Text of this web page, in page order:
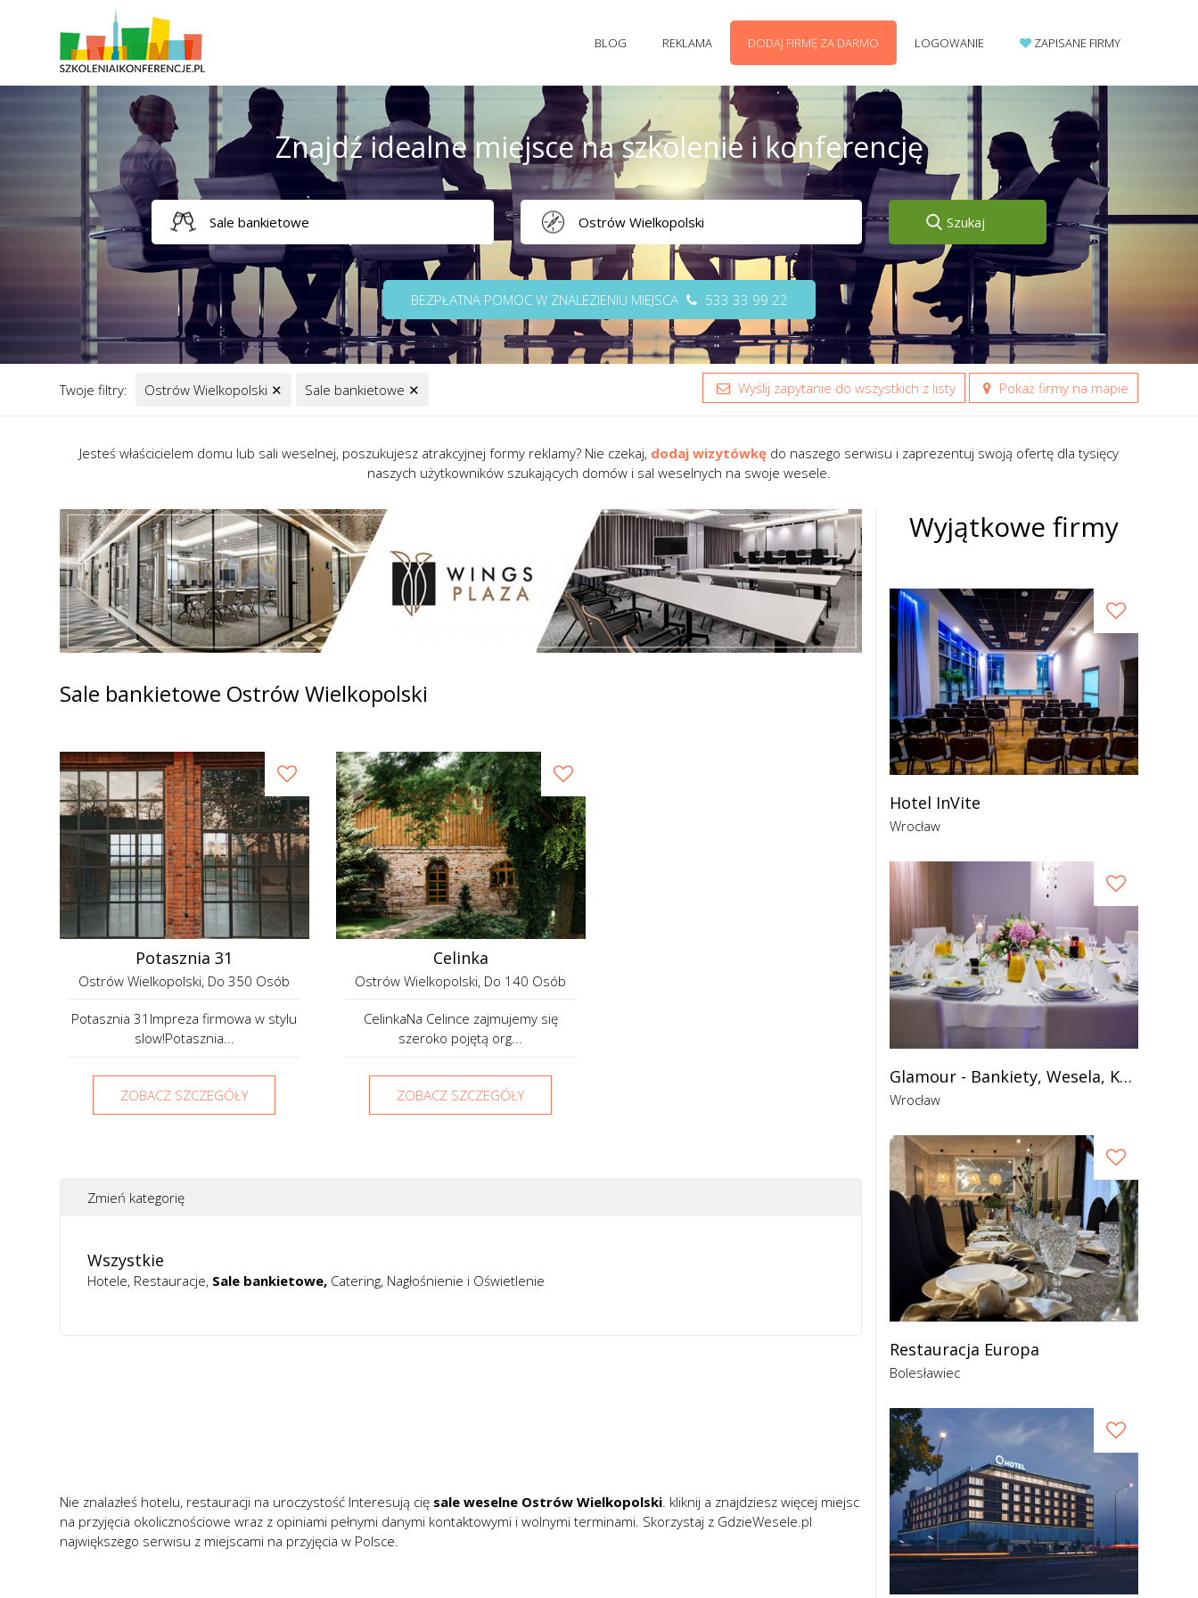
BLOG REKLAMA DODAJ FIRMĘ ZA DARMO LOGOWANIE ZAPISANE FIRMY
Znajdź idealne miejsce na szkolenie i konferencję
Szukaj
BEZPŁATNA POMOC W ZNALEZIENIU MIEJSCA 533 33 99 22
Twoje filtry: Ostrów Wielkopolski ✕ Sale bankietowe ✕ Wyślij zapytanie do wszystkich z listy Pokaż firmy na mapie
Jesteś właścicielem domu lub sali weselnej, poszukujesz atrakcyjnej formy reklamy? Nie czekaj, dodaj wizytówkę do naszego serwisu i zaprezentuj swoją ofertę dla tysięcy
naszych użytkowników szukających domów i sal weselnych na swoje wesele.
Sale bankietowe Ostrów Wielkopolski
Potasznia 31
Ostrów Wielkopolski, Do 350 Osób
Potasznia 31Impreza firmowa w stylu
slow!Potasznia...
ZOBACZ SZCZEGÓŁY
Celinka
Ostrów Wielkopolski, Do 140 Osób
CelinkaNa Celince zajmujemy się
szeroko pojętą org...
ZOBACZ SZCZEGÓŁY
Zmień kategorię
Wszystkie
Hotele Restauracje Sale bankietowe Catering Nagłośnienie i Oświetlenie
Nie znalazłeś hotelu, restauracji na uroczystość Interesują cię sale weselne Ostrów Wielkopolski . kliknij a znajdziesz więcej miejsc
na przyjęcia okolicznościowe wraz z opiniami pełnymi danymi kontaktowymi i wolnymi terminami. Skorzystaj z GdzieWesele.pl
największego serwisu z miejscami na przyjęcia w Polsce.
Wyjątkowe firmy
Hotel InVite
Wrocław
Glamour - Bankiety, Wesela, Konferencje
Wrocław
Restauracja Europa
Bolesławiec